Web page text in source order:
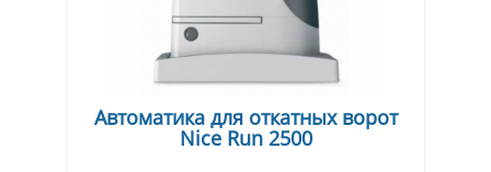
Автоматика для откатных ворот
Nice Run 2500